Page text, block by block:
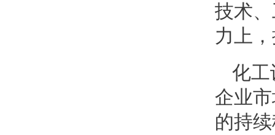
技术
力上
化工
企业
的持